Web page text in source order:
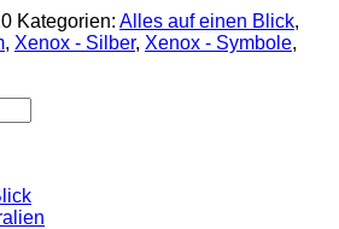
Kategorien: Alles auf einen Blick,
, Xenox - Silber, Xenox - Symbole,